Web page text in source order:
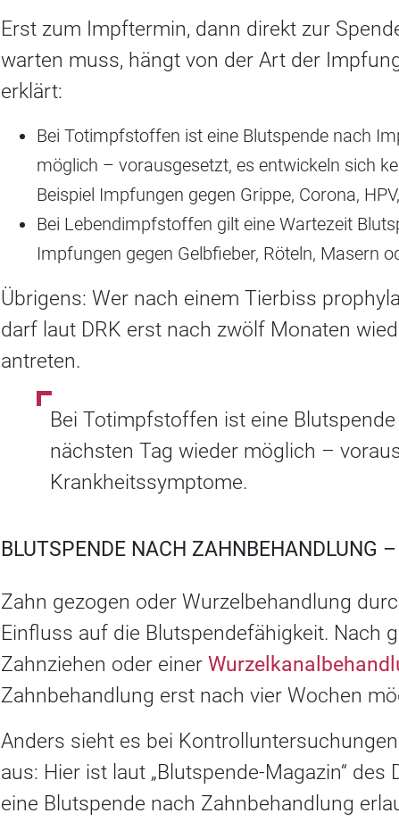
Erst zum Impftermin, dann direkt zur
warten muss, hängt von der Art der
erklärt:
Bei Totimpfstoffen ist eine Blutspende nach
möglich – vorausgesetzt, es entwickeln sich
Beispiel Impfungen gegen Grippe, Corona,
Bei Lebendimpfstoffen gilt eine Wartezeit
Impfungen gegen Gelbfieber, Röteln, Masern
Übrigens: Wer nach einem Tierbiss
darf laut DRK erst nach zwölf Monaten
antreten.
Bei Totimpfstoffen ist eine
nächsten Tag wieder möglich –
Krankheitssymptome.
BLUTSPENDE NACH ZAHNBEHANDLUNG
Zahn gezogen oder Wurzelbehandlung
Einfluss auf die Blutspendefähigkeit. Nach
Zahnziehen oder einer
Zahnbehandlung erst nach vier Wochen
Anders sieht es bei
aus: Hier ist laut „Blutspende-Magazin“
eine Blutspende nach Zahnbehandlung